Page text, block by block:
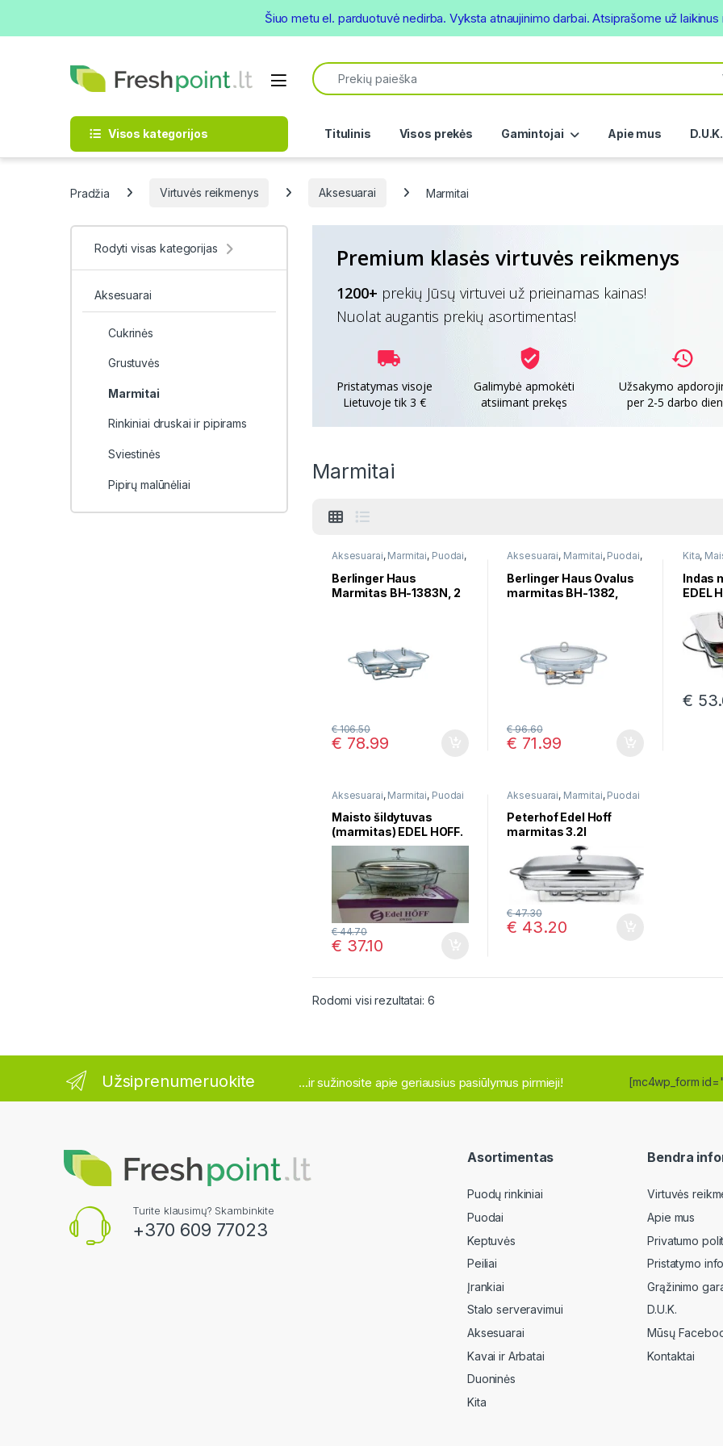
Open
Search for:
Visos kategorijos Titulinis Visos prekės Gamintojai Apie mus D.U.K.
Pradžia Virtuvės reikmenys Aksesuarai Marmitai
1200+ prekių Jūsų virtuvei už prieinamas kainas!
Nuolat augantis prekių asortimentas!
Premium klasės virtuvės reikmenys
Pristatymas visoje
Lietuvoje tik 3 €
Galimybė apmokėti
atsiimant prekęs
Užsakymo
per 2-5 darbo
Marmitai
Aksesuarai, Marmitai, Puodai,
Berlinger Haus
Marmitas BH-1383N, 2
€ 78.99
€106.50
Aksesuarai, Marmitai, Puodai,
Berlinger Haus Ovalus
marmitas BH-1382,
€ 71.99
€96.60
Kita,
Indas
EDEL
€
Aksesuarai, Marmitai, Puodai
Maisto šildytuvas
(marmitas) EDEL HOFF.
3.2L Edel HÖFF EH-8522
€ 37.10
€44.70
Aksesuarai, Marmitai, Puodai
Peterhof Edel Hoff
marmitas 3.2l
€ 43.20
€47.30
Rodomi visi rezultatai: 6Rūšiuojama pagal naujausią
Rodyti visas kategorijas
Aksesuarai
Cukrinės
Grustuvės
Marmitai
Rinkiniai druskai ir pipirams
Sviestinės
Pipirų malūnėliai
Užsiprenumeruokite ...ir sužinosite apie geriausius pasiūlymus pirmieji! [mc4wp_form
Turite klausimų? Skambinkite
+370 609 77023
Asortimentas
Puodų rinkiniai
Puodai
Keptuvės
Peiliai
Įrankiai
Stalo serveravimui
Aksesuarai
Kavai ir Arbatai
Duoninės
Kita
Bendra
Virtuvės
Apie mus
Privatumo
Pristatymo
Grąžinimo
D.U.K.
Mūsų
Kontaktai
Šiuo metu el. parduotuvė nedirba. Vyksta atnaujinimo darbai. Atsiprašome už